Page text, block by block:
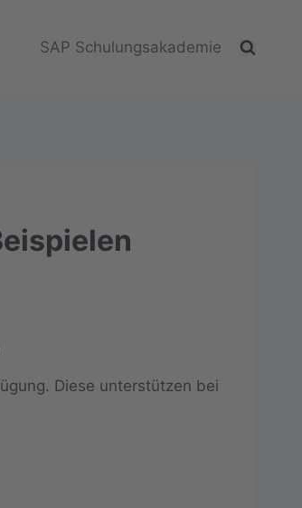
SAP Schulungsakademie
Diese unterstützen bei